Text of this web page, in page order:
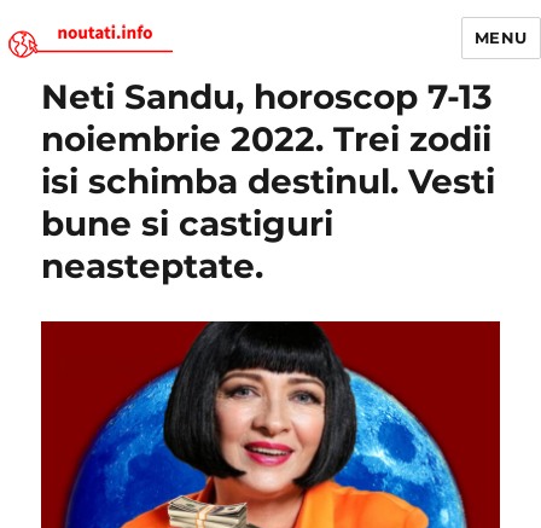
Noutati.Info
MENU
Neti Sandu, horoscop 7-13
noiembrie 2022. Trei zodii
isi schimba destinul. Vesti
bune si castiguri
neasteptate.